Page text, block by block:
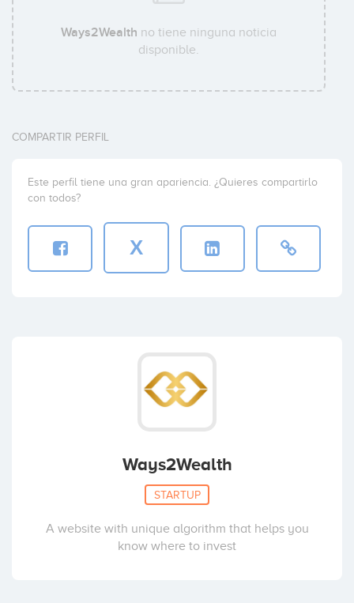
Ways2Wealth no tiene ninguna noticia
disponible.
COMPARTIR PERFIL
Este perfil tiene una gran apariencia. ¿Quieres compartirlo
con todos?
X
Ways2Wealth
STARTUP
A website with unique algorithm that helps you
know where to invest